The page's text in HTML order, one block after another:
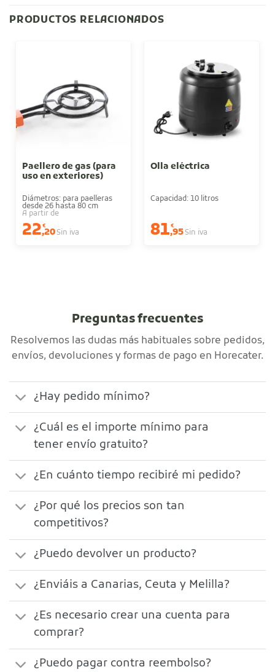
PRODUCTOS RELACIONADOS
Paellero de gas (para
uso en exteriores)
Diámetros: para paelleras
desde 26 hasta 80 cm
A partir de
22€
,20Sin iva
Olla eléctrica
Capacidad: 10 litros
81€
,95Sin iva
Preguntas frecuentes
Resolvemos las dudas más habituales sobre pedidos,
envíos, devoluciones y formas de pago en Horecater.
¿Hay pedido mínimo?
¿Cuál es el importe mínimo para
tener envío gratuito?
¿En cuánto tiempo recibiré mi pedido?
¿Por qué los precios son tan
competitivos?
¿Puedo devolver un producto?
¿Enviáis a Canarias, Ceuta y Melilla?
¿Es necesario crear una cuenta para
comprar?
¿Puedo pagar contra reembolso?